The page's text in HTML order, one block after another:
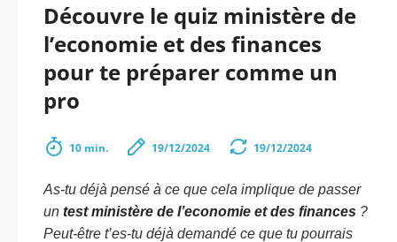
Découvre le quiz ministère de
l’economie et des finances
pour te préparer comme un
pro
10 min. 19/12/2024 19/12/2024
As-tu déjà pensé à ce que cela implique de passer
un test ministère de l’economie et des finances ?
Peut-être t’es-tu déjà demandé ce que tu pourrais